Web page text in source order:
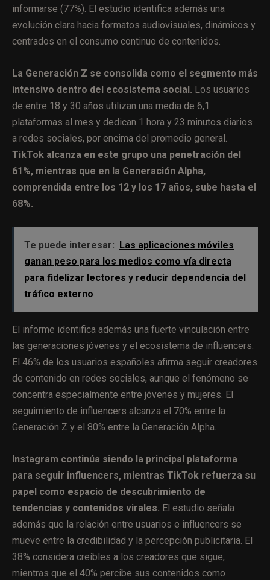
informarse (77%). El estudio identifica además una
evolución clara hacia formatos audiovisuales, dinámicos y
centrados en el consumo continuo de contenidos.
La Generación Z se consolida como el segmento más
intensivo dentro del ecosistema social. Los usuarios
de entre 18 y 30 años utilizan una media de 6,1
plataformas al mes y dedican 1 hora y 23 minutos diarios
a redes sociales, por encima del promedio general.
TikTok alcanza en este grupo una penetración del
61%, mientras que en la Generación Alpha,
comprendida entre los 12 y los 17 años, sube hasta el
68%.
Te puede interesar:
Las aplicaciones móviles
ganan peso para los medios como vía directa
para fidelizar lectores y reducir dependencia del
tráfico externo
El informe identifica además una fuerte vinculación entre
las generaciones jóvenes y el ecosistema de influencers.
El 46% de los usuarios españoles afirma seguir creadores
de contenido en redes sociales, aunque el fenómeno se
concentra especialmente entre jóvenes y mujeres. El
seguimiento de influencers alcanza el 70% entre la
Generación Z y el 80% entre la Generación Alpha.
Instagram continúa siendo la principal plataforma
para seguir influencers, mientras TikTok refuerza su
papel como espacio de descubrimiento de
tendencias y contenidos virales. El estudio señala
además que la relación entre usuarios e influencers se
mueve entre la credibilidad y la percepción publicitaria. El
38% considera creíbles a los creadores que sigue,
mientras que el 40% percibe sus contenidos como